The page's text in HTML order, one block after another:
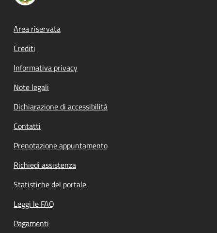
Footer menu
Area riservata
Crediti
Informativa privacy
Note legali
Dichiarazione di accessibilità
Contatti
Prenotazione appuntamento
Richiedi assistenza
Statistiche del portale
Leggi le FAQ
Pagamenti